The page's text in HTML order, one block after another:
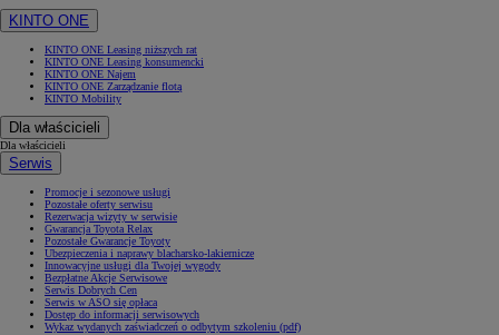
KINTO ONE
KINTO ONE Leasing niższych rat
KINTO ONE Leasing konsumencki
KINTO ONE Najem
KINTO ONE Zarządzanie flotą
KINTO Mobility
Dla właścicieli
Dla właścicieli
Serwis
Promocje i sezonowe usługi
Pozostałe oferty serwisu
Rezerwacja wizyty w serwisie
Gwarancja Toyota Relax
Pozostałe Gwarancje Toyoty
Ubezpieczenia i naprawy blacharsko-lakiernicze
Innowacyjne usługi dla Twojej wygody
Bezpłatne Akcje Serwisowe
Serwis Dobrych Cen
Serwis w ASO się opłaca
Dostęp do informacji serwisowych
Wykaz wydanych zaświadczeń o odbytym szkoleniu (pdf)